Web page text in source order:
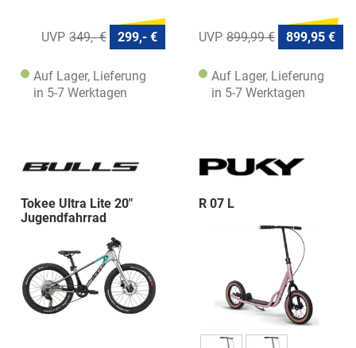
349,- € 299,- €
Auf Lager, Lieferung
in 5-7 Werktagen
899,99 € 899,95 €
Auf Lager, Lieferung
in 5-7 Werktagen
Tokee Ultra Lite 20"
Jugendfahrrad
R 07 L